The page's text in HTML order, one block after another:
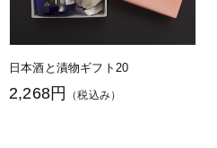
日本酒と漬物ギフト20
2,268円 （税込み）